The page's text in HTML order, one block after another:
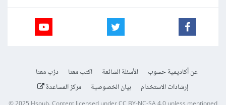
عن أكاديمية حسوب الأسئلة الشائعة اكتب معنا
درّب معنا
إرشادات الاستخدام
بيان الخصوصية مركز المساعدة